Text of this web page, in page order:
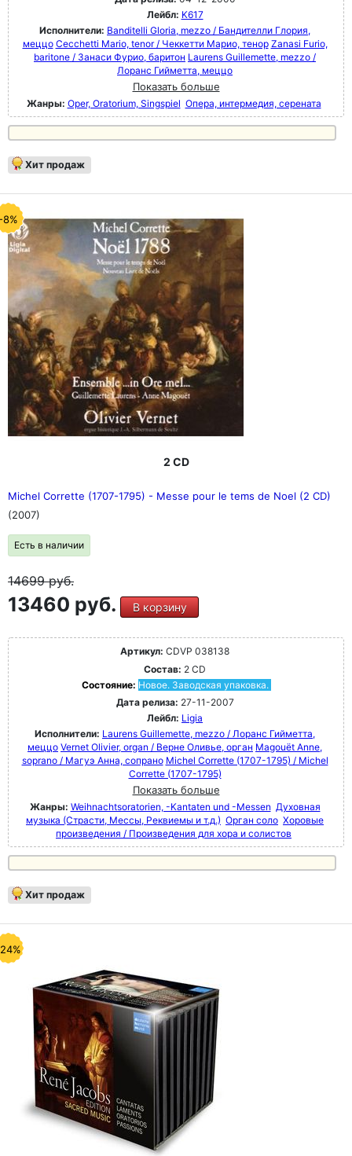
Лейбл: K617
Исполнители: Banditelli Gloria, mezzo / Бандителли Глория,
меццо Cecchetti Mario, tenor / Чеккетти Марио, тенор Zanasi Furio,
baritone / Занаси Фурио, баритон Laurens Guillemette, mezzo /
Лоранс Гийметта, меццо
Показать больше
Жанры: Oper, Oratorium, Singspiel Опера, интермедия, серената
Хит продаж
8%
2 CD
Michel Corrette (1707-1795) - Messe pour le tems de Noel (2 CD)
(2007)
Есть в наличии
14699руб.
13460 руб. В корзину
Артикул: CDVP 038138
Состав: 2 CD
Состояние: Новое. Заводская упаковка.
Дата релиза: 27-11-2007
Лейбл: Ligia
Исполнители: Laurens Guillemette, mezzo / Лоранс Гийметта,
меццо Vernet Olivier, organ / Верне Оливье, орган Magouët Anne,
soprano / Магуэ Анна, сопрано Michel Corrette (1707-1795) / Michel
Corrette (1707-1795)
Показать больше
Жанры: Weihnachtsoratorien, -Kantaten und -Messen Духовная
музыка (Страсти, Мессы, Реквиемы и т.д.) Орган соло Хоровые
произведения / Произведения для хора и солистов
Хит продаж